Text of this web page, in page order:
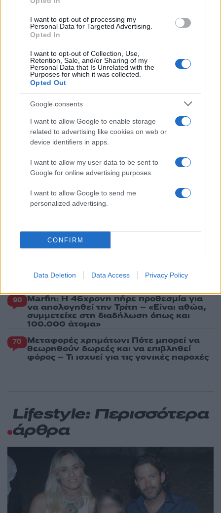
I want to opt-out of processing my
Personal Data for Targeted Advertising.
Opted In
I want to opt-out of Collection, Use,
Retention, Sale, and/or Sharing of my
Personal Data that Is Unrelated with the
Purposes for which it was collected.
Opted Out
Google consents
I want to allow Google to enable storage
related to advertising like cookies on web or
device identifiers in apps.
I want to allow my user data to be sent to
Google for online advertising purposes.
I want to allow Google to send me
personalized advertising.
CONFIRM
Data Deletion Data Access Privacy Policy
σύνδεσμο του ελικοπτέρου που έπεσε στην
«Αφιέρωσε τη ζωή της στο να βοηθά
ανθρώπους που είχαν ανάγκη» - Η πρώτη
Λίζα που βρέθηκε νεκρή στην Κυψέλη
Η Αγγελική Ηλιάδη περιγράφει το θαύμα
που έζησε και πώς είδε τον Χριστό μπροστά
της: «Ήταν ό,τι πιο όμορφο έχω δει στη ζωή
μου»
Ο Γιάννης Φακίνος αποκάλυψε πώς έγινε
viral το τραγούδι του «Λογαριασμός» που
ερμηνεύει η Κατερίνα Λιόλιου
Πιο σχολιασμένα
για την ηλεκτρική διασύνδεση Ελλάδας –
Κύπρου: «Ισχυρή ψήφος εμπιστοσύνης» η
είσοδος της Meridiam στην GSI
Καρυστιανού - Η επόμενη μέρα για την
«Ελπίδα για τη Δημοκρατία»
129 Canadair 515: Οι πρώτες εικόνες από την
επιχειρεί και τη νύχτα στα μέτωπα της
90 Marfin: Η 46χρονη πήρε προθεσμία για
να απολογηθεί την Τρίτη – «Είναι αθώα,
συμμετείχε στη διαδήλωση όπως και
100.000 άτομα»
70 Μεταφορές χρημάτων: Πότε μπορεί να
θεωρηθούν δωρεές και να επιβληθεί
φόρος – Τι ισχυεί για τις γονικές παροχές
Lifestyle: Περισσότερα
άρθρα